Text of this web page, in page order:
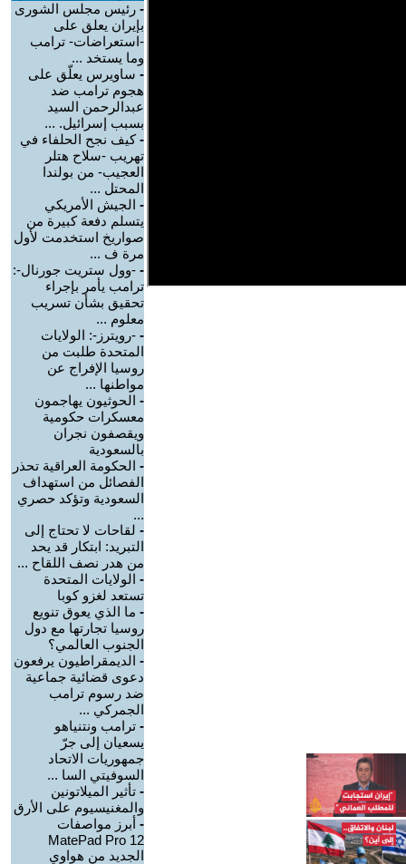
- رئيس مجلس الشورى
بإيران يعلق على
-استعراضات- ترامب
وما يستخد ...
- ساويرس يعلّق على
هجوم ترامب ضد
عبدالرحمن السيد
بسبب إسرائيل. ...
-كيف نجح الحلفاء في
تهريب -سلاح هتلر
العجيب- من بولندا
المحتل ...
- الجيش الأمريكي
يتسلم دفعة كبيرة من
صواريخ استخدمت لأول
مرة ف ...
- -وول ستريت جورنال-:
ترامب يأمر بإجراء
تحقيق بشأن تسريب
معلوم ...
- -رويترز-: الولايات
المتحدة طلبت من
روسيا الإفراج عن
مواطنها ...
- الحوثيون يهاجمون
معسكرات حكومية
ويقصفون نجران
بالسعودية
- الحكومة العراقية تحذر
الفصائل من استهداف
السعودية وتؤكد حصري
...
- لقاحات لا تحتاج إلى
التبريد: ابتكار قد يحد
من هدر نصف اللقاح ...
- الولايات المتحدة
تستعد لغزو كوبا
- ما الذي يعوق تنويع
روسيا تجارتها مع دول
الجنوب العالمي؟
- الديمقراطيون يرفعون
دعوى قضائية جماعية
ضد رسوم ترامب
الجمركي ...
- ترامب ونتنياهو
يسعيان إلى جرّ
جمهوريات الاتحاد
السوفيتي السا ...
- تأثير الميلاتونين
والمغنيسيوم على الأرق
- أبرز مواصفات
MatePad Pro 12
الجديد من هواوي